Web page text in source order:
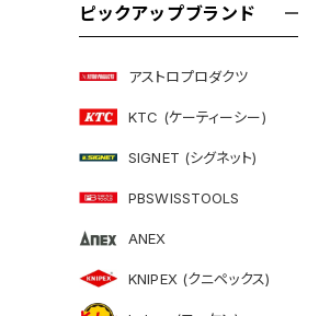
ピックアップブランド
アストロプロダクツ
KTC (ケーティーシー)
SIGNET (シグネット)
PBSWISSTOOLS
ANEX
KNIPEX (クニペックス)